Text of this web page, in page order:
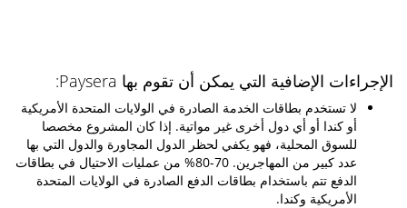
الإجراءات الإضافية التي يمكن أن تقوم بها Paysera:
لا تستخدم بطاقات الخدمة الصادرة في الولايات المتحدة الأمريكية
أو كندا أو أي دول أخرى غير مواتية. إذا كان المشروع مخصصا
للسوق المحلية، فهو يكفي لحظر الدول المجاورة والدول التي بها
عدد كبير من المهاجرين. 70-80% من عمليات الاحتيال في بطاقات
الدفع تتم باستخدام بطاقات الدفع الصادرة في الولايات المتحدة
الأمريكية وكندا.